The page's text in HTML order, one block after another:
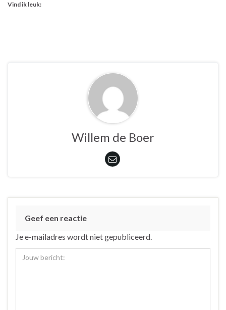
Vind ik leuk:
Willem de Boer
Geef een reactie
Je e-mailadres wordt niet gepubliceerd.